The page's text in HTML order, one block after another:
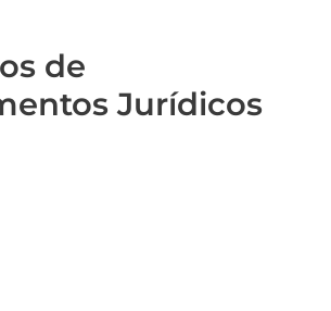
de
Jurídicos